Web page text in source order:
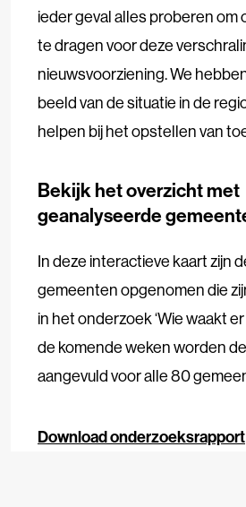
ieder geval alles proberen om
te dragen voor deze
nieuwsvoorziening. We
beeld van de situatie in de
helpen bij het opstellen van
Bekijk het overzicht met
geanalyseerde
In deze interactieve kaart zijn
gemeenten opgenomen die
in het onderzoek ‘Wie waakt er
de komende weken worden
aangevuld voor alle 80
Download onderzoeksrapport